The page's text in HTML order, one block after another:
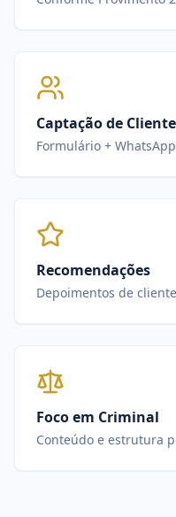
Captação de
Formulário +
Recomendações
Depoimentos de
Foco em Criminal
Conteúdo e estrutura